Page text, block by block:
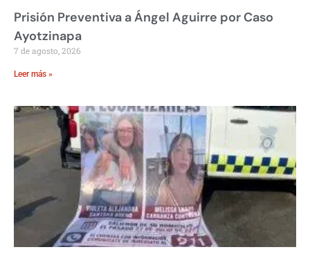
Prisión Preventiva a Ángel Aguirre por Caso
Ayotzinapa
7 de agosto, 2026
Leer más »